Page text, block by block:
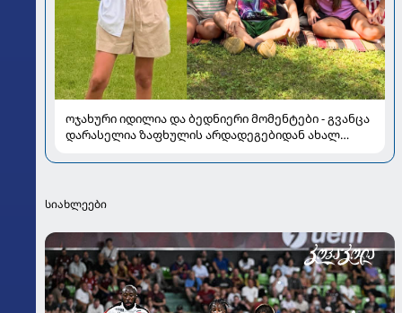
ოჯახური იდილია და ბედნიერი მომენტები - გვანცა
დარასელია ზაფხულის არდადეგებიდან ახალ
სიახლეები